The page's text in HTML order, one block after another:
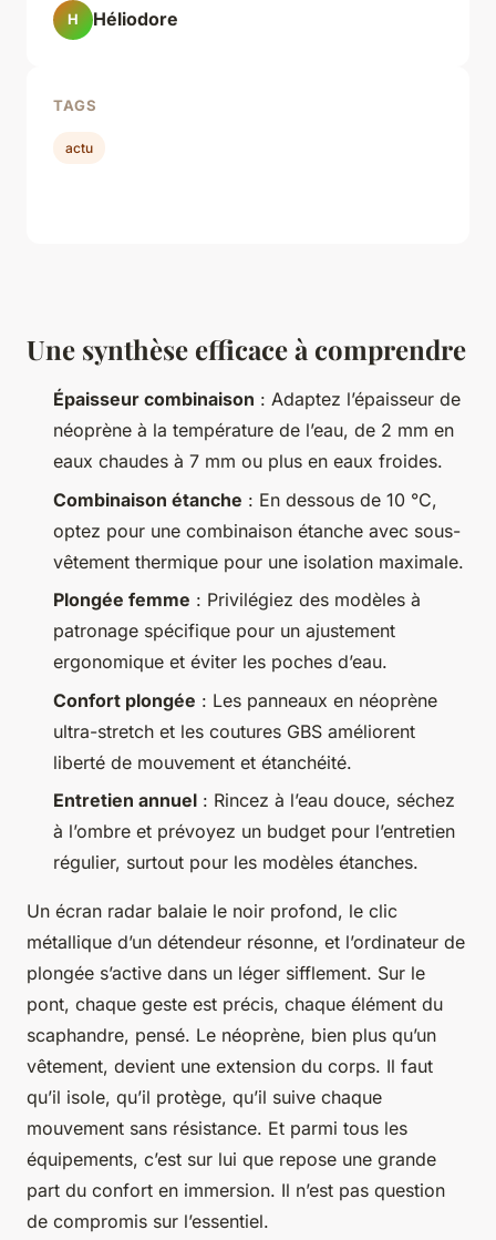
Une synthèse efficace à comprendre
Épaisseur combinaison : Adaptez l’épaisseur de
néoprène à la température de l’eau, de 2 mm en
eaux chaudes à 7 mm ou plus en eaux froides.
Combinaison étanche : En dessous de 10 °C,
optez pour une combinaison étanche avec sous-
vêtement thermique pour une isolation maximale.
Plongée femme : Privilégiez des modèles à
patronage spécifique pour un ajustement
ergonomique et éviter les poches d’eau.
Confort plongée : Les panneaux en néoprène
ultra-stretch et les coutures GBS améliorent
liberté de mouvement et étanchéité.
Entretien annuel : Rincez à l’eau douce, séchez
à l’ombre et prévoyez un budget pour l’entretien
régulier, surtout pour les modèles étanches.
Un écran radar balaie le noir profond, le clic
métallique d’un détendeur résonne, et l’ordinateur de
plongée s’active dans un léger sifflement. Sur le
pont, chaque geste est précis, chaque élément du
scaphandre, pensé. Le néoprène, bien plus qu’un
vêtement, devient une extension du corps. Il faut
qu’il isole, qu’il protège, qu’il suive chaque
mouvement sans résistance. Et parmi tous les
équipements, c’est sur lui que repose une grande
part du confort en immersion. Il n’est pas question
de compromis sur l’essentiel.
H Héliodore
TAGS
actu